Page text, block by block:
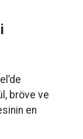
bröve ve
en